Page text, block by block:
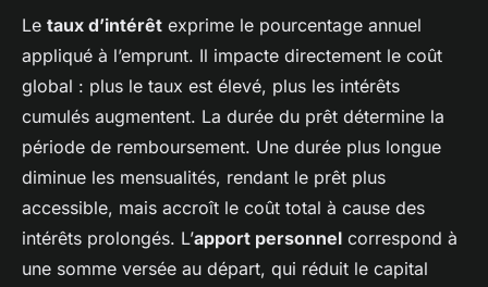
Le taux d’intérêt exprime le pourcentage annuel
appliqué à l’emprunt. Il impacte directement le coût
global : plus le taux est élevé, plus les intérêts
cumulés augmentent. La durée du prêt détermine la
période de remboursement. Une durée plus longue
diminue les mensualités, rendant le prêt plus
accessible, mais accroît le coût total à cause des
intérêts prolongés. L’apport personnel correspond à
une somme versée au départ, qui réduit le capital